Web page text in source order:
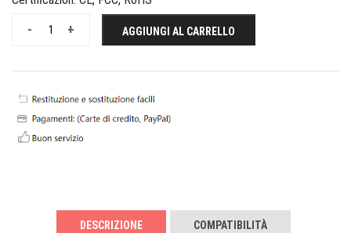
+
- AGGIUNGI AL CARRELLO
DESCRIZIONE COMPATIBILITÀ